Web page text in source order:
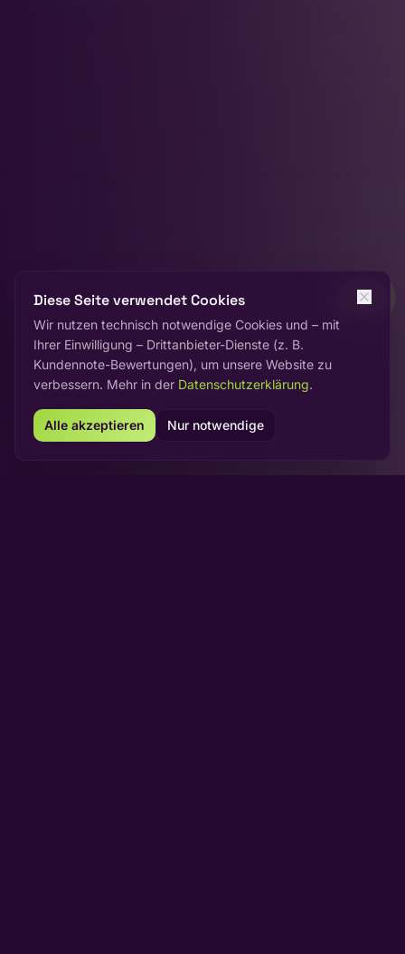
Diese Seite verwendet Cookies
Wir nutzen technisch notwendige Cookies und – mit
Ihrer Einwilligung – Drittanbieter-Dienste (z. B.
Kundennote-Bewertungen), um unsere Website zu
verbessern. Mehr in der Datenschutzerklärung.
Alle akzeptieren Nur notwendige